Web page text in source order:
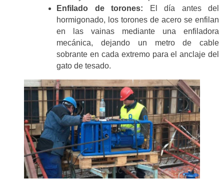
Enfilado de torones: El día antes del
hormigonado, los torones de acero se enfilan
en las vainas mediante una enfiladora
mecánica, dejando un metro de cable
sobrante en cada extremo para el anclaje del
gato de tesado.